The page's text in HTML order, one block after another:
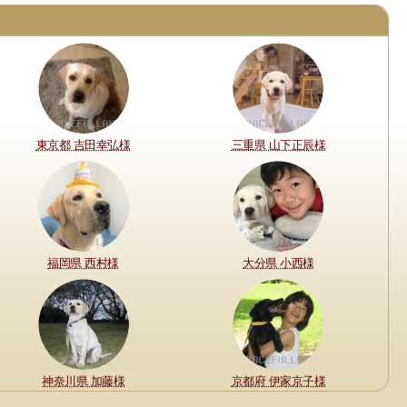
東京都 吉田幸弘様 三重県 山下正辰様
福岡県 西村様 大分県 小西様
神奈川県 加藤様 京都府 伊家京子様